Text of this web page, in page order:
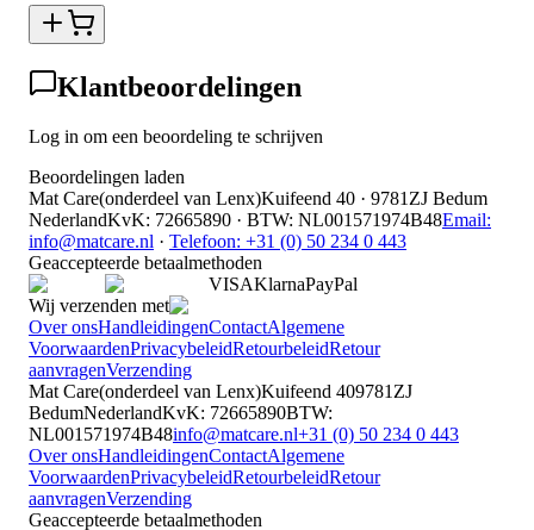
Klantbeoordelingen
Log in om een beoordeling te schrijven
Beoordelingen laden
Mat Care(onderdeel van Lenx)Kuifeend 40 · 9781ZJ Bedum
NederlandKvK: 72665890 · BTW: NL001571974B48Email:
info@matcare.nl · Telefoon: +31 (0) 50 234 0 443
Geaccepteerde betaalmethoden
VISAKlarnaPayPal
Wij verzenden met
Over onsHandleidingenContactAlgemene
VoorwaardenPrivacybeleidRetourbeleidRetour
aanvragenVerzending
Mat Care(onderdeel van Lenx)Kuifeend 409781ZJ
BedumNederlandKvK: 72665890BTW:
NL001571974B48info@matcare.nl+31 (0) 50 234 0 443
Over onsHandleidingenContactAlgemene
VoorwaardenPrivacybeleidRetourbeleidRetour
aanvragenVerzending
Geaccepteerde betaalmethoden